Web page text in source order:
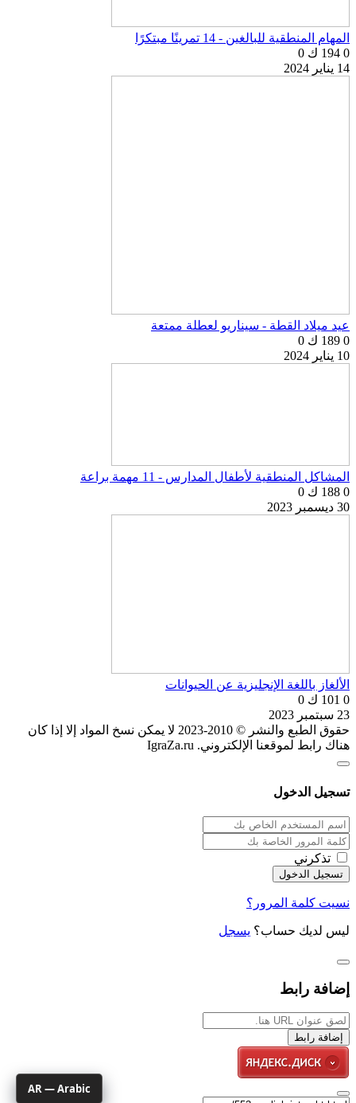
المهام المنطقية للبالغين - 14 تمرينًا مبتكرًا
0 194 ك
0
14 يناير 2024
عيد ميلاد القطة - سيناريو لعطلة ممتعة
0 189 ك
0
10 يناير 2024
المشاكل المنطقية لأطفال المدارس - 11 مهمة براعة
0 188 ك
0
30 ديسمبر 2023
الألغاز باللغة الإنجليزية عن الحيوانات
0 101 ك
0
23 سبتمبر 2023
حقوق الطبع والنشر © 2010-2023 لا يمكن نسخ المواد إلا إذا كان
هناك رابط لموقعنا الإلكتروني. IgraZa.ru
تسجيل الدخول
تذكرني
نسيت كلمة المرور؟
ليس لديك حساب؟ يسجل
إضافة رابط
إضافة رابط
AR — Arabic